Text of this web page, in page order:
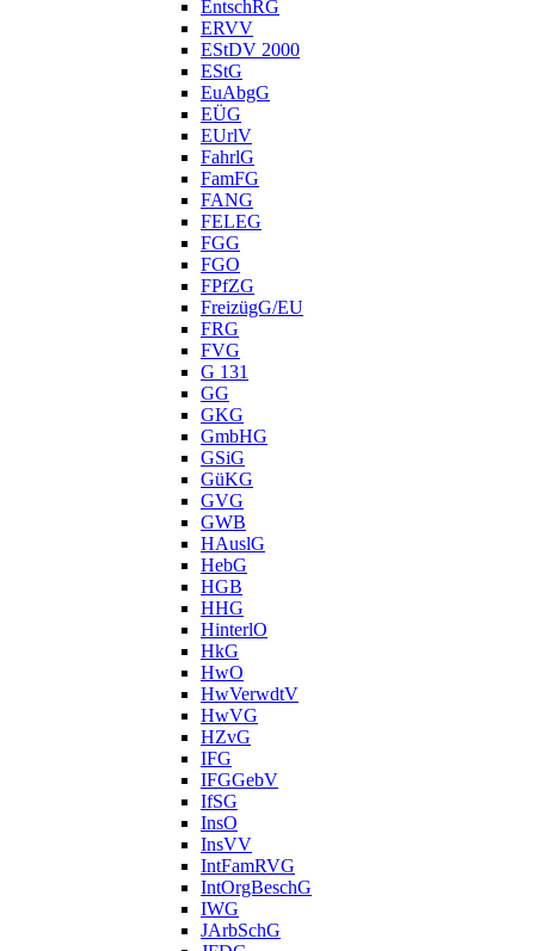
EntschRG
ERVV
EStDV 2000
EStG
EuAbgG
EÜG
EUrlV
FahrlG
FamFG
FANG
FELEG
FGG
FGO
FPfZG
FreizügG/EU
FRG
FVG
G 131
GG
GKG
GmbHG
GSiG
GüKG
GVG
GWB
HAuslG
HebG
HGB
HHG
HinterlO
HkG
HwO
HwVerwdtV
HwVG
HZvG
IFG
IFGGebV
IfSG
InsO
InsVV
IntFamRVG
IntOrgBeschG
IWG
JArbSchG